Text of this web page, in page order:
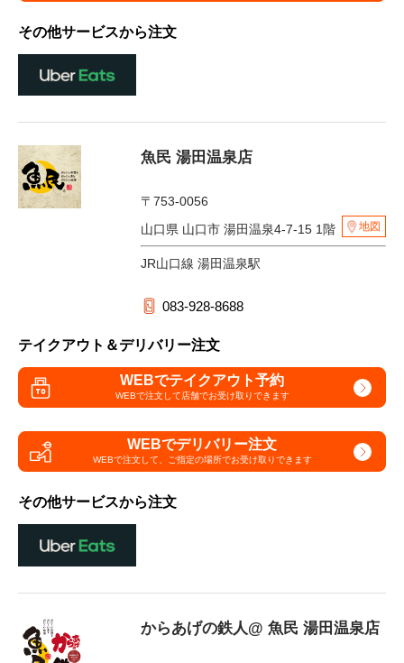
その他サービスから注文
魚民 湯田温泉店
〒753-0056
山口県 山口市 湯田温泉4-7-15 1階
地図
JR山口線 湯田温泉駅
083-928-8688
テイクアウト＆デリバリー注文
WEBでテイクアウト予約
WEBで注文して店舗でお受け取りできます
WEBでデリバリー注文
WEBで注文して、 ご指定の場所でお受け取りできます
その他サービスから注文
からあげの鉄人@ 魚民 湯田温泉店